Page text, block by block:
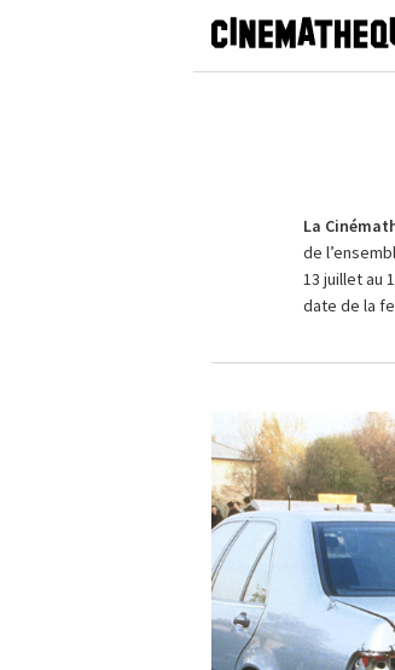
La
de
13 juillet au
date de la